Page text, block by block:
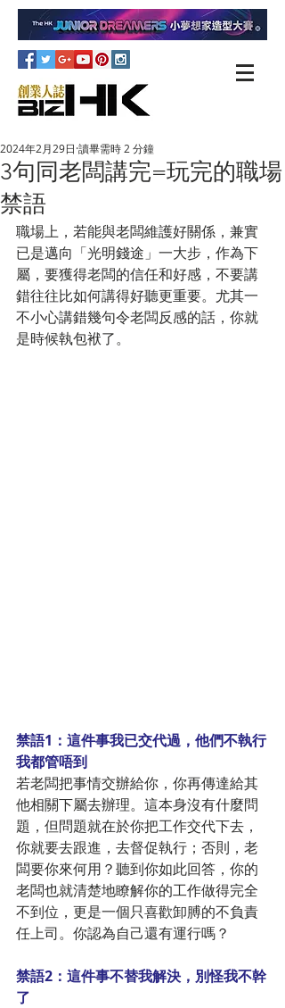
3句同老闆講完=玩完的職場
禁語
2024年2月29日 讀畢需時 2 分鐘
職場上，若能與老闆維護好關係，兼實
已是邁向「光明錢途」一大步，作為下
屬，要獲得老闆的信任和好感，不要講
錯往往比如何講得好聽更重要。尤其一
不小心講錯幾句令老闆反感的話，你就
是時候執包袱了。
禁語1：這件事我已交代過，他們不執行
我都管唔到
若老闆把事情交辦給你，你再傳達給其
他相關下屬去辦理。這本身沒有什麼問
題，但問題就在於你把工作交代下去，
你就要去跟進，去督促執行；否則，老
闆要你來何用？聽到你如此回答，你的
老闆也就清楚地瞭解你的工作做得完全
不到位，更是一個只喜歡卸膊的不負責
任上司。你認為自己還有運行嗎？
禁語2：這件事不替我解決，別怪我不幹
了